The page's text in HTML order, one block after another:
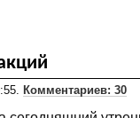
Комментариев: 30